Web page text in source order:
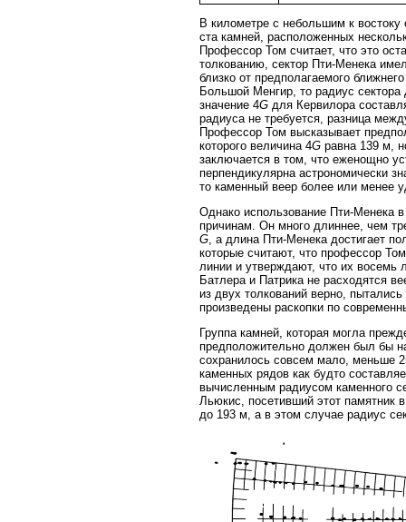
В километре с небольшим к востоку
ста камней, расположенных
Профессор Том считает, что это
толкованию, сектор Пти-Менека
близко от предполагаемого
Большой Менгир, то радиус
значение 4G для Кервилора
радиуса не требуется, разница
Профессор Том высказывает
которого величина 4G равна 139 м,
заключается в том, что еженощно
перпендикулярна астрономически
то каменный веер более или менее
Однако использование Пти-Менека
причинам. Он много длиннее, чем
G , а длина Пти-Менека достигает
которые считают, что профессор
линии и утверждают, что их восемь
Батлера и Патрика не расходятся
из двух толкований верно,
произведены раскопки по
Группа камней, которая могла
предположительно должен был бы
сохранилось совсем мало, меньше
каменных рядов как будто
вычисленным радиусом каменного
Льюкис, посетивший этот памятник
до 193 м, а в этом случае радиус